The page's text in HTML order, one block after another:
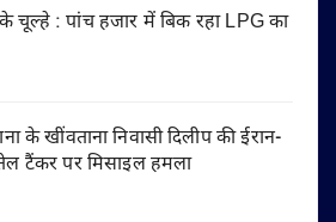
चूल्हे : पांच हजार में बिक रहा LPG का
के खींवताना निवासी दिलीप की ईरान-
टैंकर पर मिसाइल हमला